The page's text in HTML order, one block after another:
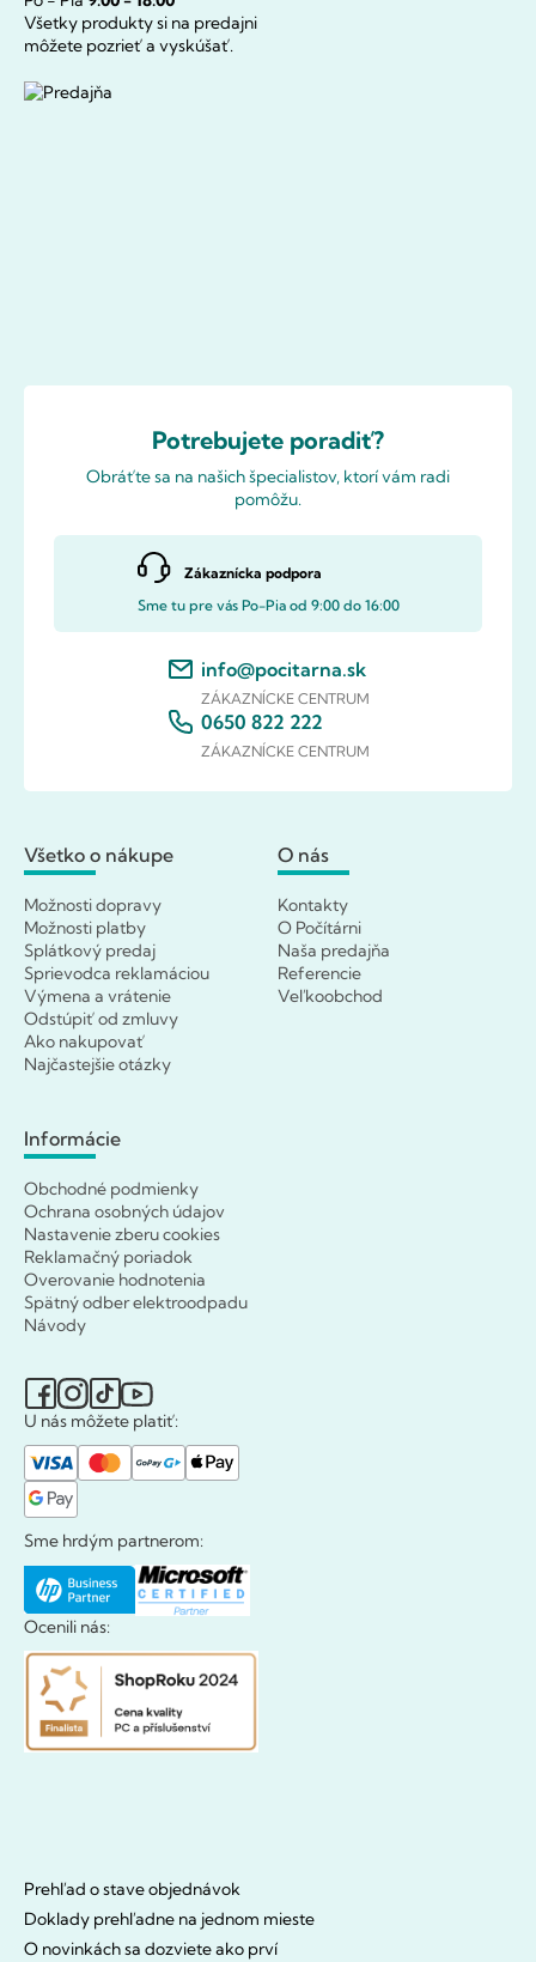
Všetky produkty si na predajni
môžete pozrieť a vyskúšať.
Potrebujete poradiť?
Obráťte sa na našich špecialistov, ktorí vám radi
pomôžu.
Zákaznícka podpora
Sme tu pre vás Po-Pia od 9:00 do 16:00
info@pocitarna.sk
ZÁKAZNÍCKE CENTRUM
0650 822 222
ZÁKAZNÍCKE CENTRUM
Všetko o nákupe
Možnosti dopravy
Možnosti platby
Splátkový predaj
Sprievodca reklamáciou
Výmena a vrátenie
Odstúpiť od zmluvy
Ako nakupovať
Najčastejšie otázky
O nás
Kontakty
O Počítárni
Naša predajňa
Referencie
Veľkoobchod
Informácie
Obchodné podmienky
Ochrana osobných údajov
Nastavenie zberu cookies
Reklamačný poriadok
Overovanie hodnotenia
Spätný odber elektroodpadu
Návody
U nás môžete platiť:
Sme hrdým partnerom:
Ocenili nás:
Prehľad o stave objednávok
Doklady prehľadne na jednom mieste
O novinkách sa dozviete ako prví